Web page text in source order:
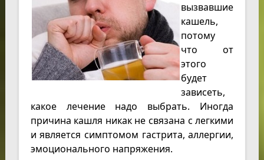
вызвавшие
кашель,
потому
что от
этого
будет
зависеть,
какое лечение надо выбрать. Иногда
причина кашля никак не связана с легкими
и является симптомом гастрита, аллергии,
эмоционального напряжения.